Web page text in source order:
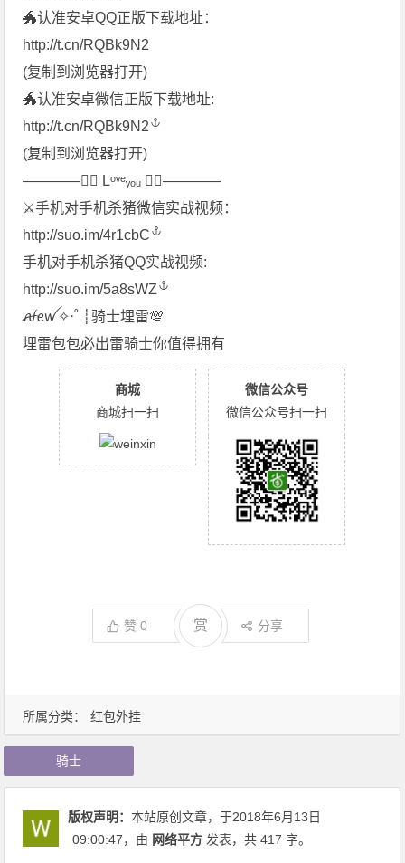
所属分类： 红包外挂
🐲认准安卓QQ正版下载地址：
http://t.cn/RQBk9N2
(复制到浏览器打开)
🐲认准安卓微信正版下载地址:
http://t.cn/RQBk9N2
(复制到浏览器打开)
————♡⃛ Lᵒᵛᵉᵧₒᵤ ♡⃛————
⚔︎手机对手机杀猪微信实战视频：
http://suo.im/4r1cbC
手机对手机杀猪QQ实战视频:
http://suo.im/5a8sWZ
ꫛꫀꪝ✧‧˚ ┊骑士埋雷💯
埋雷包包必出雷骑士你值得拥有
商城
商城扫一扫
微信公众号
微信公众号扫一扫
赞0 赏 分享
骑士
版权声明：本站原创文章，于2018年6月13日
09:00:47，由 网络平方 发表，共 417 字。